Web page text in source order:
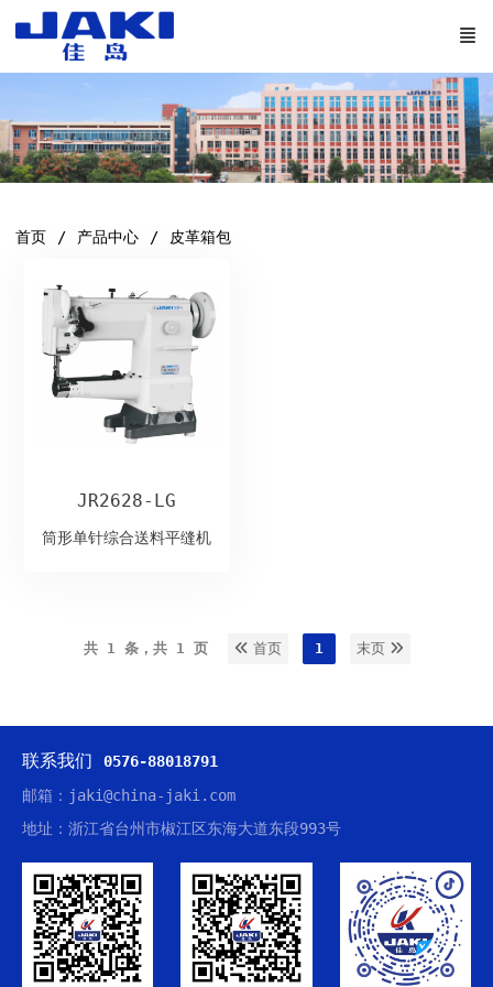
首页 产品中心 皮革箱包
JR2628-LG
筒形单针综合送料平缝机
共 1 条，共 1 页 首页 1 末页
联系我们 0576-88018791
邮箱：jaki@china-jaki.com
地址：浙江省台州市椒江区东海大道东段993号